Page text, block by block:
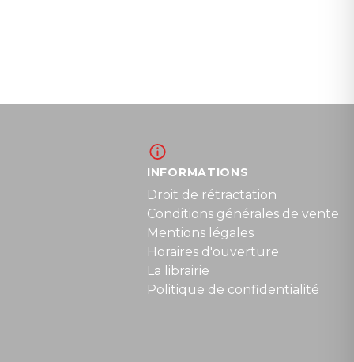
INFORMATIONS
Droit de rétractation
Conditions générales de vente
Mentions légales
Horaires d'ouverture
La librairie
Politique de confidentialité